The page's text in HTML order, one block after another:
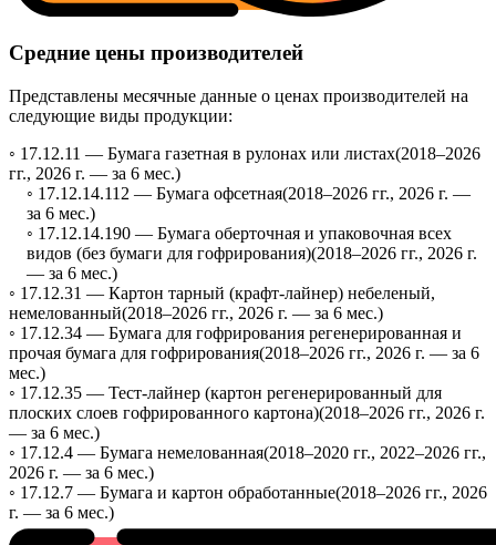
Средние цены производителей
Представлены месячные данные о ценах производителей на
следующие виды продукции:
◦ 17.12.11 — Бумага газетная в рулонах или листах(2018–2026
гг., 2026 г. — за 6 мес.)
◦ 17.12.14.112 — Бумага офсетная(2018–2026 гг., 2026 г. —
за 6 мес.)
◦ 17.12.14.190 — Бумага оберточная и упаковочная всех
видов (без бумаги для гофрирования)(2018–2026 гг., 2026 г.
— за 6 мес.)
◦ 17.12.31 — Картон тарный (крафт-лайнер) небеленый,
немелованный(2018–2026 гг., 2026 г. — за 6 мес.)
◦ 17.12.34 — Бумага для гофрирования регенерированная и
прочая бумага для гофрирования(2018–2026 гг., 2026 г. — за 6
мес.)
◦ 17.12.35 — Тест-лайнер (картон регенерированный для
плоских слоев гофрированного картона)(2018–2026 гг., 2026 г.
— за 6 мес.)
◦ 17.12.4 — Бумага немелованная(2018–2020 гг., 2022–2026 гг.,
2026 г. — за 6 мес.)
◦ 17.12.7 — Бумага и картон обработанные(2018–2026 гг., 2026
г. — за 6 мес.)